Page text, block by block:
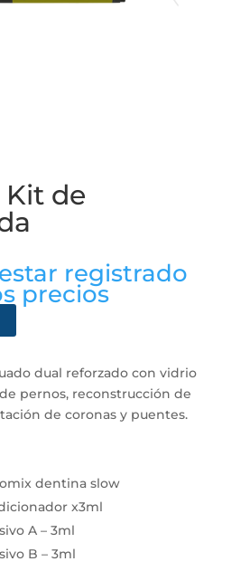
Kit de
registrado
precios
dual reforzado con vidrio
pernos, reconstrucción de
de coronas y puentes.
dentina slow
x3ml
A – 3ml
B – 3ml